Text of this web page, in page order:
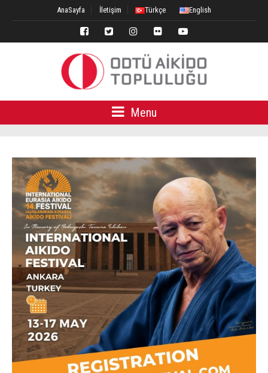
AnaSayfa İletişim Türkçe English
Menu